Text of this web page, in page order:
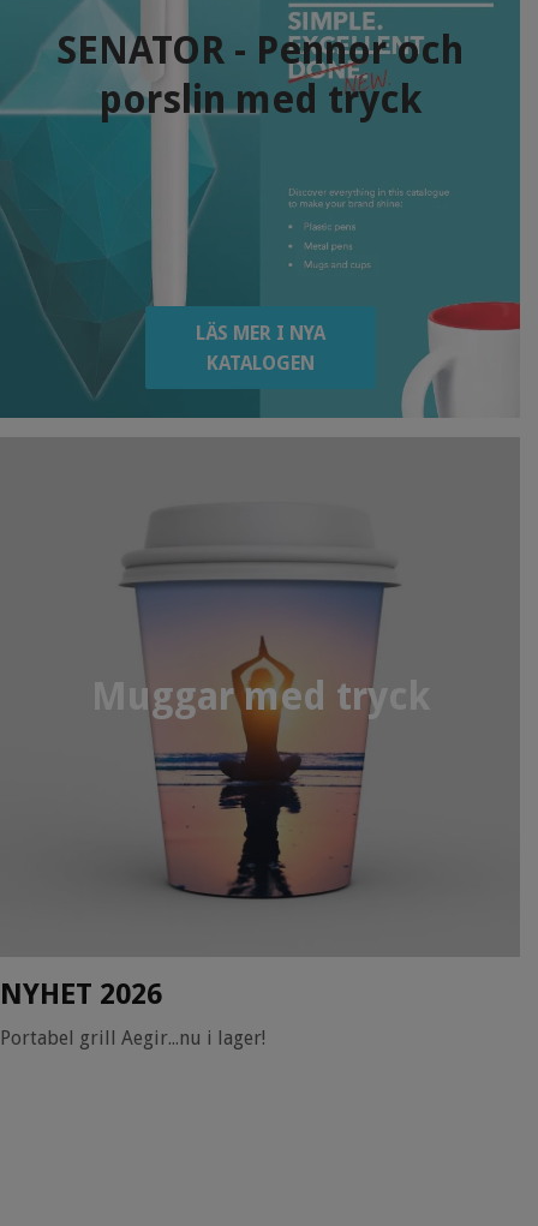
SENATOR - Pennor och
porslin med tryck
LÄS MER I NYA
KATALOGEN
Muggar med tryck
NYHET 2026
Portabel grill Aegir...nu i lager!